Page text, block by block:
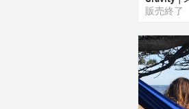
販売終了